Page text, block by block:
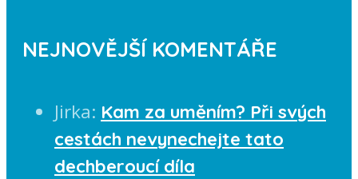
NEJNOVĚJŠÍ KOMENTÁŘE
Jirka: Kam za uměním? Při svých
cestách nevynechejte tato
dechberoucí díla